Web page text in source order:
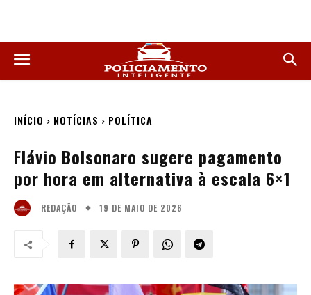
INÍCIO NOTÍCIAS POLÍTICA
Flávio Bolsonaro sugere pagamento
por hora em alternativa à escala 6×1
REDAÇÃO 19 DE MAIO DE 2026